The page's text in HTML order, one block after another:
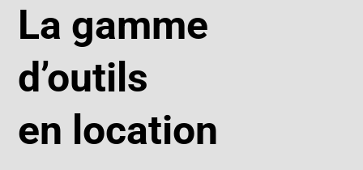
La gamme
d’outils
en location